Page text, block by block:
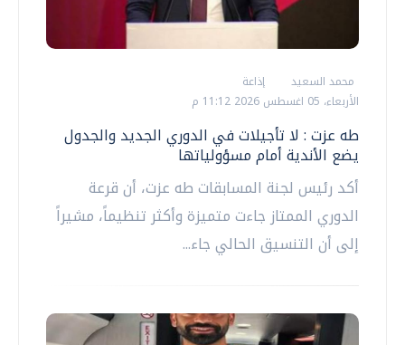
محمد السعيد
إذاعة
الأربعاء، 05 اغسطس 2026 11:12 م
طه عزت : لا تأجيلات في الدوري الجديد والجدول
يضع الأندية أمام مسؤولياتها
أكد رئيس لجنة المسابقات طه عزت، أن قرعة
الدوري الممتاز جاءت متميزة وأكثر تنظيماً، مشيراً
إلى أن التنسيق الحالي جاء...